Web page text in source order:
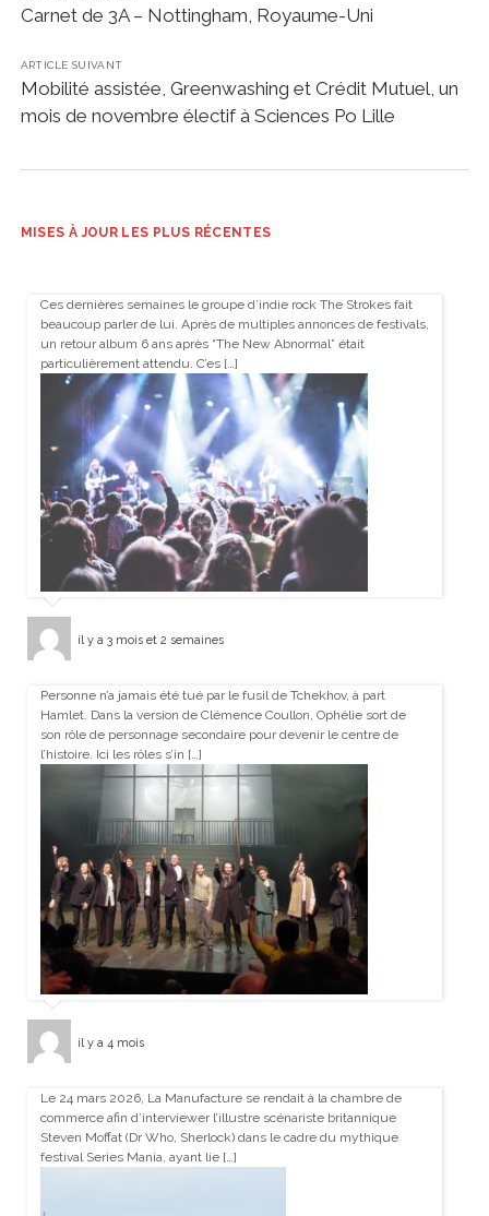
Carnet de 3A – Nottingham, Royaume-Uni
ARTICLE SUIVANT
Mobilité assistée, Greenwashing et Crédit Mutuel, un
mois de novembre électif à Sciences Po Lille
MISES À JOUR LES PLUS RÉCENTES
Ces dernières semaines le groupe d’indie rock The Strokes fait
beaucoup parler de lui. Après de multiples annonces de festivals,
un retour album 6 ans après “The New Abnormal” était
particulièrement attendu. C’es […]
il y a 3 mois et 2 semaines
Personne n’a jamais été tué par le fusil de Tchekhov, à part
Hamlet. Dans la version de Clémence Coullon, Ophélie sort de
son rôle de personnage secondaire pour devenir le centre de
l’histoire. Ici les rôles s’in […]
il y a 4 mois
Le 24 mars 2026, La Manufacture se rendait à la chambre de
commerce afin d’interviewer l’illustre scénariste britannique
Steven Moffat (Dr Who, Sherlock) dans le cadre du mythique
festival Series Mania, ayant lie […]